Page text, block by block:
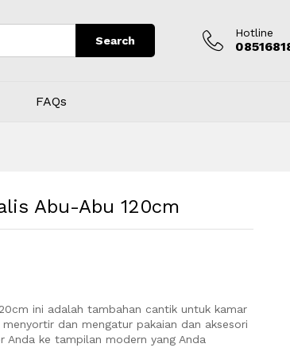
Search
Hotline
FAQs
Abu-Abu 120cm
ini adalah tambahan cantik untuk kamar
dan mengatur pakaian dan aksesori
Anda ke tampilan modern yang Anda